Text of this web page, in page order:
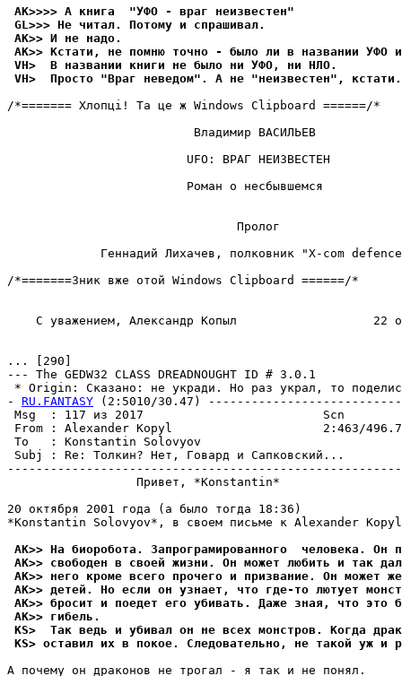
AK>>>> А книга  "УФО - враг неизвестен"
GL>>> Не читал. Потому и спрашивал.
AK>> И не надо.
AK>> Кстати, не помню точно - было ли в названии УФО
VH>  В названии книги не было ни УФО, ни HЛО.
VH>  Просто "Враг неведом". А не "неизвестен", кстати.
/*======= Хлопцi! Та це ж Windows Clipboard ======/*
                          Владимир ВАСИЛЬЕВ
                         UFO: ВРАГ НЕИЗВЕСТЕН
                         Роман о несбывшемся
                                Пролог
Геннадий Лихачев, полковник "X-com
/*=======Зник вже отой Windows Clipboard ======/*
С уважением, Александр Копыл                   22
... [290]
--- The GEDW32 CLASS DREADNOUGHT ID # 3.0.1
* Origin: Сказано: не укради. Но раз украл, то
- RU.FANTASY (2:5010/30.47)
Msg  : 117 из 2017                         Scn
From : Alexander Kopyl                     2:463/
To   : Konstantin Solovyov
Subj : Re: Толкин? Нет, Говард и Сапковский...
                  Привет, *Konstantin*
20 октября 2001 года (а было тогда 18:36)
*Konstantin Solovyov*, в своем письме к Alexander
AK>> На биоробота. Запрограмированного  человека. Он
AK>> свободен в своей жизни. Он может любить и так
AK>> него кроме всего прочего и призвание. Он может
AK>> детей. Но если он узнает, что где-то лютует
AK>> бросит и поедет его убивать. Даже зная, что это
AK>> гибель.
KS>  Так ведь и убивал он не всех монстров. Когда
KS> оставил их в покое. Следовательно, не такой уж и
А почему он драконов не трогал - я так и не понял.